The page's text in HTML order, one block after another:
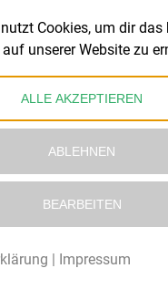
Cookies, um dir
unserer Website zu
ALLE AKZEPTIEREN
ABLEHNEN
BEARBEITEN
| Impressum